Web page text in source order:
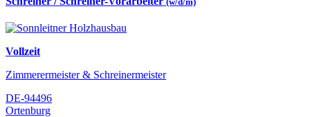
Vollzeit
Zimmerermeister & Schreinermeister
DE-94496
Ortenburg